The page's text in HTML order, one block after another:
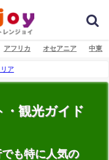
アフリカ オセアニア 中東
ア
・観光ガイド
も特に人気の